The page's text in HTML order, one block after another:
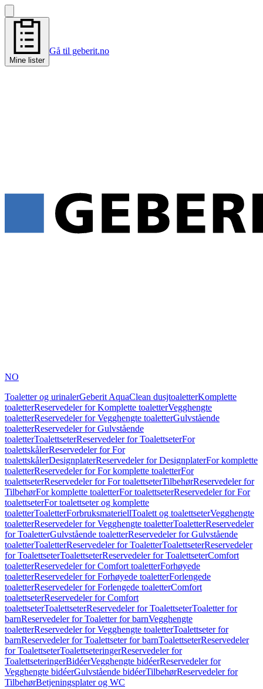
Mine lister
Gå til geberit.no
NO
Toaletter og urinalerGeberit AquaClean dusjtoaletterKomplette
toaletterReservedeler for Komplette toaletterVegghengte
toaletterReservedeler for Vegghengte toaletterGulvstående
toaletterReservedeler for Gulvstående
toaletterToalettseterReservedeler for ToalettseterFor
toalettskålerReservedeler for For
toalettskålerDesignplaterReservedeler for DesignplaterFor komplette
toaletterReservedeler for For komplette toaletterFor
toalettseterReservedeler for For toalettseterTilbehørReservedeler for
TilbehørFor komplette toaletterFor toalettseterReservedeler for For
toalettseterFor toalettseter og komplette
toaletterToaletterForbruksmateriellToalett og toalettseterVegghengte
toaletterReservedeler for Vegghengte toaletterToaletterReservedeler
for ToaletterGulvstående toaletterReservedeler for Gulvstående
toaletterToaletterReservedeler for ToaletterToalettseterReservedeler
for ToalettseterToalettseterReservedeler for ToalettseterComfort
toaletterReservedeler for Comfort toaletterForhøyede
toaletterReservedeler for Forhøyede toaletterForlengede
toaletterReservedeler for Forlengede toaletterComfort
toalettseterReservedeler for Comfort
toalettseterToalettseterReservedeler for ToalettseterToaletter for
barnReservedeler for Toaletter for barnVegghengte
toaletterReservedeler for Vegghengte toaletterToalettseter for
barnReservedeler for Toalettseter for barnToalettseterReservedeler
for ToalettseterToalettseteringerReservedeler for
ToalettseteringerBidéerVegghengte bidéerReservedeler for
Vegghengte bidéerGulvstående bidéerTilbehørReservedeler for
TilbehørBetjeningsplater og WC